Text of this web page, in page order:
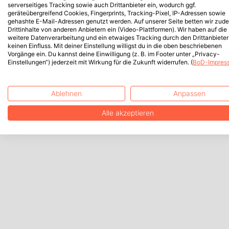
serverseitiges Tracking sowie auch Drittanbieter ein, wodurch ggf.
geräteübergreifend Cookies, Fingerprints, Tracking-Pixel, IP-Adressen sowie
gehashte E-Mail-Adressen genutzt werden. Auf unserer Seite betten wir
Drittinhalte von anderen Anbietern ein (Video-Plattformen). Wir haben auf die
weitere Datenverarbeitung und ein etwaiges Tracking durch den Drittanbieter
keinen Einfluss. Mit deiner Einstellung willigst du in die oben beschriebenen
Vorgänge ein. Du kannst deine Einwilligung (z. B. im Footer unter „Privacy-
Einstellungen“) jederzeit mit Wirkung für die Zukunft widerrufen. (BoD-
Ablehnen Anpassen
Alle akzeptieren